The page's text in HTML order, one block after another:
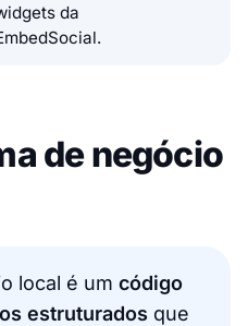
da
de negócio
local é um código
estruturados que